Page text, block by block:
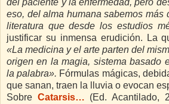
eso, del alma humana sabemos más
literatura que desde los estudios
justificar su inmensa erudición. La
«La medicina y el arte parten del
origen en la magia, sistema basado
la palabra». Fórmulas mágicas,
que sanan, traen la lluvia o evocan
Sobre Catarsis… (Ed. Acantilado,